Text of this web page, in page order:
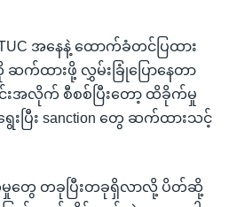
အနေနဲ့ ထောက်ခံတင်ပြထား
ဆက်ထားဖို့ လွှမ်းခြုံပြောနေတာ
းအလိုက် စီစစ်ပြီးတော့ ထိခိုက်မှု
ပြီး sanction တွေ ဆက်ထားသင့်
က်မှုတွေ တခုပြီးတခုရှိလာလို့ ပိတ်ဆို့